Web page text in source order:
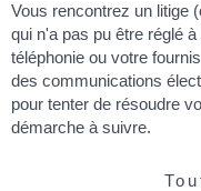
Vous rencontrez un litige
qui n'a pas pu être réglé
téléphonie ou votre
des communications
pour tenter de résoudre
démarche à suivre.